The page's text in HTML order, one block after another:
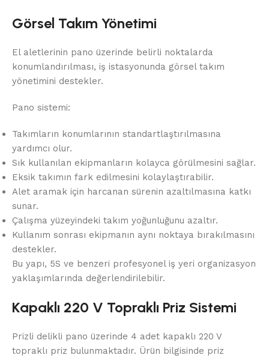
Görsel Takım Yönetimi
El aletlerinin pano üzerinde belirli noktalarda
konumlandırılması, iş istasyonunda görsel takım
yönetimini destekler.
Pano sistemi:
Takımların konumlarının standartlaştırılmasına
yardımcı olur.
Sık kullanılan ekipmanların kolayca görülmesini sağlar.
Eksik takımın fark edilmesini kolaylaştırabilir.
Alet aramak için harcanan sürenin azaltılmasına katkı
sunar.
Çalışma yüzeyindeki takım yoğunluğunu azaltır.
Kullanım sonrası ekipmanın aynı noktaya bırakılmasını
destekler.
Bu yapı, 5S ve benzeri profesyonel iş yeri organizasyon
yaklaşımlarında değerlendirilebilir.
Kapaklı 220 V Topraklı Priz Sistemi
Prizli delikli pano üzerinde 4 adet kapaklı 220 V
topraklı priz bulunmaktadır. Ürün bilgisinde priz